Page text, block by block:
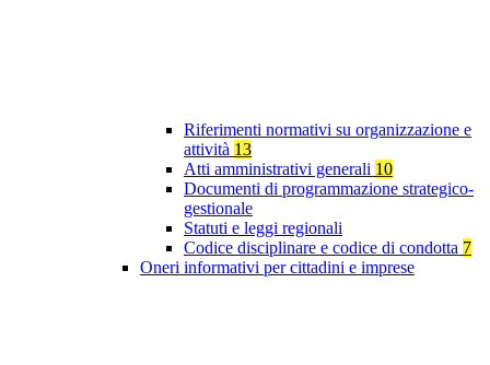
Riferimenti normativi su organizzazione e
attività 13
Atti amministrativi generali 10
Documenti di programmazione strategico-
gestionale
Statuti e leggi regionali
Codice disciplinare e codice di condotta 7
Oneri informativi per cittadini e imprese